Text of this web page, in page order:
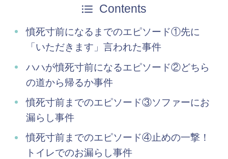
Contents
憤死寸前になるまでのエピソード①先に
「いただきます」言われた事件
ハハが憤死寸前になるエピソード②どちら
の道から帰るか事件
憤死寸前までのエピソード③ソファーにお
漏らし事件
憤死寸前までのエピソード④止めの一撃！
トイレでのお漏らし事件